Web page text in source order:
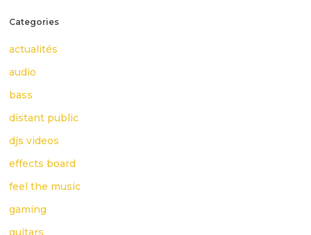
Categories
actualités
audio
bass
distant public
djs videos
effects board
feel the music
gaming
guitars